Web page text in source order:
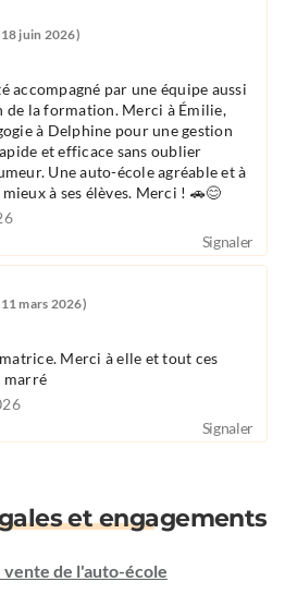
juin 2026)
accompagné par une équipe aussi
de la formation. Merci à Émilie,
à Delphine pour une gestion
et efficace sans oublier
Une auto-école agréable et à
mieux à ses élèves. Merci ! 🚗😊
Signaler
mars 2026)
Merci à elle et tout ces
marré
Signaler
et engagements
vente de l'auto-école